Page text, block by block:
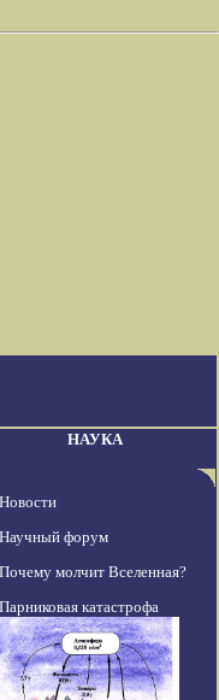
НАУКА
Новости
Научный форум
Почему молчит Вселенная?
Парниковая катастрофа